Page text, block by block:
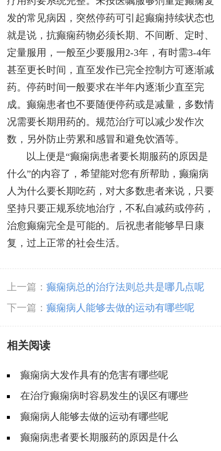
发的常见病因，突然停药可引起癫痫持续状态也
就是说，抗癫痫药物必须长期、不间断、定时、
定量服用，一般至少要服用2-3年，有时需3-4年
甚至更长时间，直至发作已完全控制方可逐渐减
药。停药时间一般要求在半年内逐渐少直至完
成。癫痫患者也不要随便停药或是减量，多数情
况需要长期用药的。规范治疗可以减少发作次
数，另外防止劳累和感冒和避免饮酒等。
以上便是“癫痫病患者要长期服药的原因是
什么”的内容了，希望能对您有所帮助，癫痫病
人为什么要长期吃药，对大多数患者来说，只要
坚持只要正规系统地治疗，不私自减药或停药，
治愈癫痫完全是可能的。后祝患者能够早日康
复，过上正常的社会生活。
上一篇： 癫痫病总的治疗法则总共是哪几点呢
下一篇： 癫痫病人能够去做的运动有哪些呢
相关阅读
癫痫病大发作具有的危害有哪些呢
在治疗癫痫病时容易发生的误区有哪些
癫痫病人能够去做的运动有哪些呢
癫痫病患者要长期服药的原因是什么